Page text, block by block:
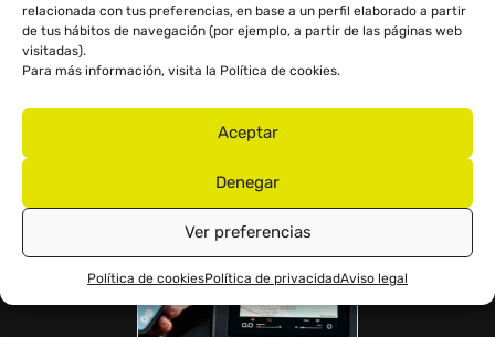
relacionada con tus preferencias, en base a un perfil elaborado a partir
de tus hábitos de navegación (por ejemplo, a partir de las páginas web
visitadas).
Para más información, visita la Política de cookies.
Aceptar
Denegar
Ver preferencias
Política de cookiesPolítica de privacidadAviso legal
ILUMINACIÓN FULL LED
piloto trasero de LED continuo. Intermitentes
dinámicos.